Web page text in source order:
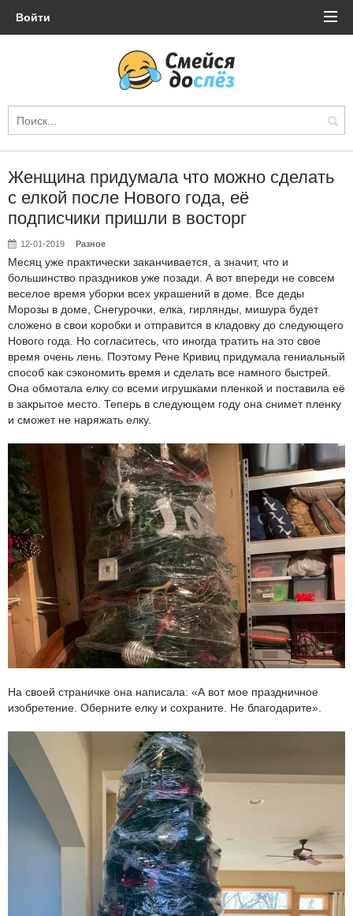
Войти
Женщина придумала что можно сделать
с елкой после Нового года, её
подписчики пришли в восторг
12-01-2019 Разное
Месяц уже практически заканчивается, а значит, что и
большинство праздников уже позади. А вот впереди не совсем
веселое время уборки всех украшений в доме. Все деды
Морозы в доме, Снегурочки, елка, гирлянды, мишура будет
сложено в свои коробки и отправится в кладовку до следующего
Нового года. Но согласитесь, что иногда тратить на это свое
время очень лень. Поэтому Рене Кривиц придумала гениальный
способ как сэкономить время и сделать все намного быстрей.
Она обмотала елку со всеми игрушками пленкой и поставила её
в закрытое место. Теперь в следующем году она снимет пленку
и сможет не наряжать елку.
На своей страничке она написала: «А вот мое праздничное
изобретение. Оберните елку и сохраните. Не благодарите».